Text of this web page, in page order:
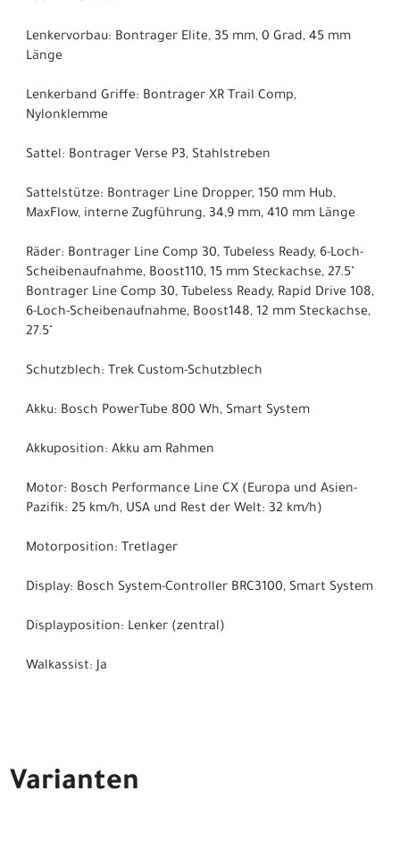
Lenkervorbau: Bontrager Elite, 35 mm, 0 Grad, 45 mm
Länge
Lenkerband Griffe: Bontrager XR Trail Comp,
Nylonklemme
Sattel: Bontrager Verse P3, Stahlstreben
Sattelstütze: Bontrager Line Dropper, 150 mm Hub,
MaxFlow, interne Zugführung, 34,9 mm, 410 mm Länge
Räder: Bontrager Line Comp 30, Tubeless Ready, 6-Loch-
Scheibenaufnahme, Boost110, 15 mm Steckachse, 27.5"
Bontrager Line Comp 30, Tubeless Ready, Rapid Drive 108,
6-Loch-Scheibenaufnahme, Boost148, 12 mm Steckachse,
27.5"
Schutzblech: Trek Custom-Schutzblech
Akku: Bosch PowerTube 800 Wh, Smart System
Akkuposition: Akku am Rahmen
Motor: Bosch Performance Line CX (Europa und Asien-
Pazifik: 25 km/h, USA und Rest der Welt: 32 km/h)
Motorposition: Tretlager
Display: Bosch System-Controller BRC3100, Smart System
Displayposition: Lenker (zentral)
Walkassist: Ja
Varianten